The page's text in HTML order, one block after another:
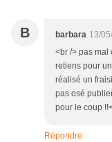
B barbara 13/
<br /> pas mal
retiens pour
réalisé un
pas osé
pour le coup
Répondre